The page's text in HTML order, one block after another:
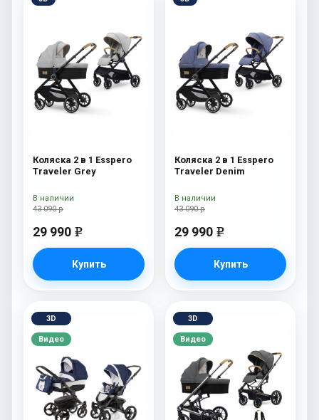
Коляска 2 в 1 Esspero
Traveler Grey
43 090 р
29 990 e
Купить
В наличии
Коляска 2 в 1 Esspero
Traveler Denim
43 090 р
29 990 e
Купить
В наличии
3D
Видео
3D
Видео